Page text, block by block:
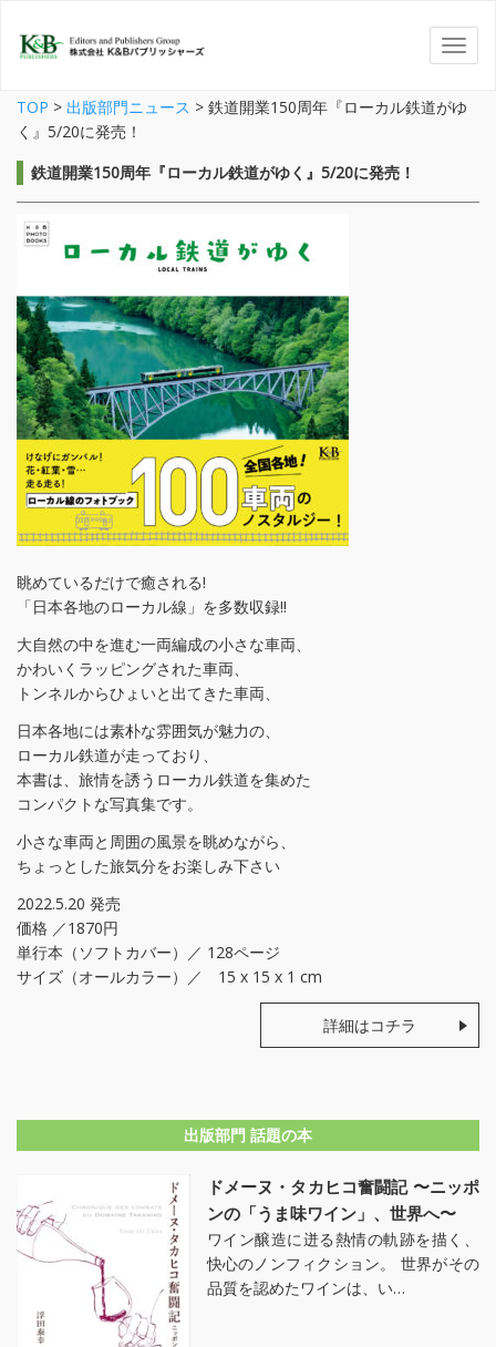
TOP > 出版部門ニュース > 鉄道開業150周年『ローカル鉄道がゆ
く』5/20に発売！
鉄道開業150周年『ローカル鉄道がゆく』5/20に発売！
眺めているだけで癒される!
「日本各地のローカル線」を多数収録!!
大自然の中を進む一両編成の小さな車両、
かわいくラッピングされた車両、
トンネルからひょいと出てきた車両、
日本各地には素朴な雰囲気が魅力の、
ローカル鉄道が走っており、
本書は、旅情を誘うローカル鉄道を集めた
コンパクトな写真集です。
小さな車両と周囲の風景を眺めながら、
ちょっとした旅気分をお楽しみ下さい
2022.5.20 発売
価格 ／1870円
単行本（ソフトカバー）／‏‎ 128ページ
サイズ（オールカラー）／ ‏ 15x 15 x 1 cm
詳細はコチラ
出版部門 話題の本
ドメーヌ・タカヒコ奮闘記 〜ニッポ
ンの「うま味ワイン」、世界へ〜
ワイン醸造に迸る熱情の軌跡を描く、
快心のノンフィクション。 世界がその
品質を認めたワインは、い…